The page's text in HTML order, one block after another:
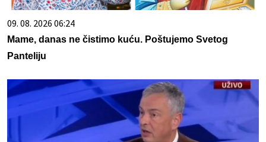
09. 08. 2026 06:24
Mame, danas ne čistimo kuću. Poštujemo Svetog
Panteliju